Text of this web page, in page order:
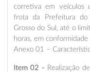
corretiva em veículos
frota da Prefeitura
Grosso do Sul, até o
horas, em
Anexo 01 –
Item 02 - Realização